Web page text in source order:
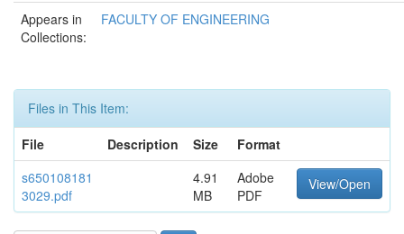
Appears in
Collections:
FACULTY OF ENGINEERING
Files in This Item:
File
Description Size
Format
s650108181
3029.pdf
4.91
MB
Adobe
PDF
View/Open